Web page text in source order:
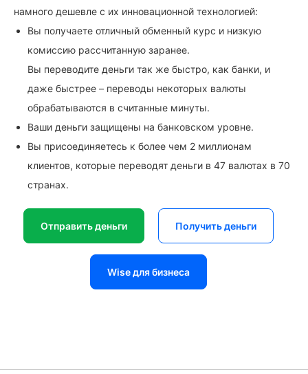
намного дешевле с их инновационной технологией:
Вы получаете отличный обменный курс и низкую
комиссию рассчитанную заранее.
Вы переводите деньги так же быстро, как банки, и
даже быстрее – переводы некоторых валюты
обрабатываются в считанные минуты.
Ваши деньги защищены на банковском уровне.
Вы присоединяетесь к более чем 2 миллионам
клиентов, которые переводят деньги в 47 валютах в 70
странах.
Отправить деньги Получить деньги
Wise для бизнеса